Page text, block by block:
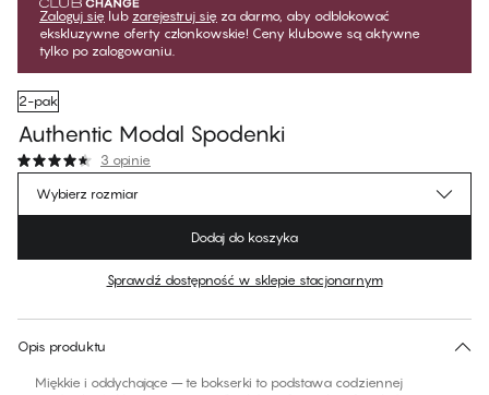
Zaloguj się lub zarejestruj się za darmo, aby odblokować
ekskluzywne oferty członkowskie! Ceny klubowe są aktywne
tylko po zalogowaniu.
2-pak
Authentic Modal Spodenki
3 opinie
139,99 złCena regularna
Brak sugerowanego rozmiaru dla tego produktu
Wybierz rozmiar
Dodaj do koszyka
Sprawdź dostępność w sklepie stacjonarnym
Opis produktu
Miękkie i oddychające – te bokserki to podstawa codziennej